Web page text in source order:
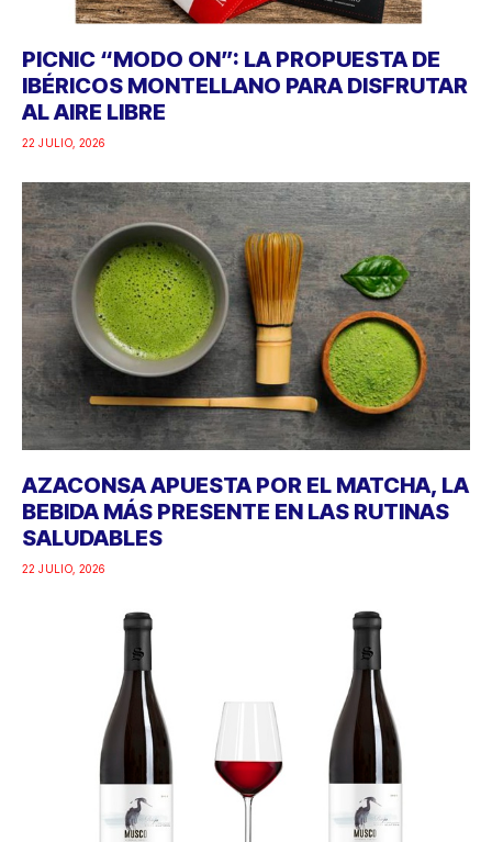
PICNIC “MODO ON”: LA PROPUESTA DE
IBÉRICOS MONTELLANO PARA DISFRUTAR
AL AIRE LIBRE
22 JULIO, 2026
AZACONSA APUESTA POR EL MATCHA, LA
BEBIDA MÁS PRESENTE EN LAS RUTINAS
SALUDABLES
22 JULIO, 2026